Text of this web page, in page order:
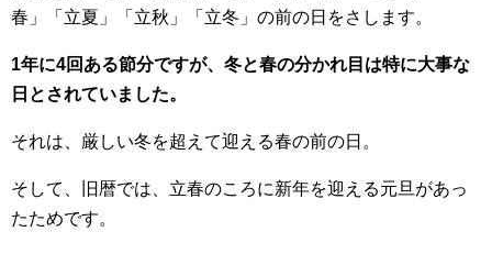
春」「立夏」「立秋」「立冬」の前の日をさします。
1年に4回ある節分ですが、冬と春の分かれ目は特に大事な
日とされていました。
それは、厳しい冬を超えて迎える春の前の日。
そして、旧暦では、立春のころに新年を迎える元旦があっ
たためです。